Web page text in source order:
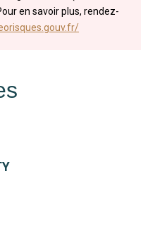
en savoir plus, rendez-